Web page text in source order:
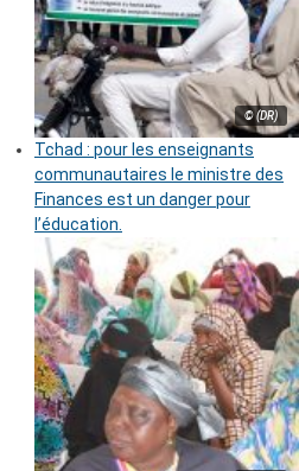
© (DR)
Tchad : pour les enseignants
communautaires le ministre des
Finances est un danger pour
l’éducation.